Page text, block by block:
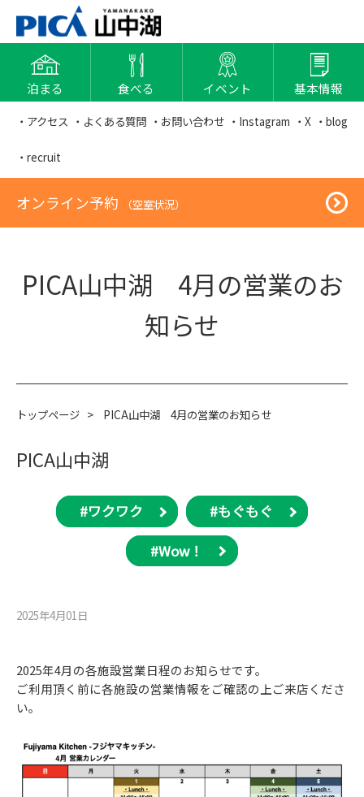
泊まる 食べる イベント 基本情報
・アクセス ・よくある質問 ・お問い合わせ ・Instagram ・X ・blog
・recruit
オンライン予約 （空室状況）
PICA山中湖 4月の営業のお
知らせ
トップページ > PICA山中湖 4月の営業のお知らせ
PICA山中湖
#ワクワク #もぐもぐ
#Wow！
2025年4月01⽇
2025年4月の各施設営業日程のお知らせです。
ご利用頂く前に各施設の営業情報をご確認の上ご来店くださ
い。